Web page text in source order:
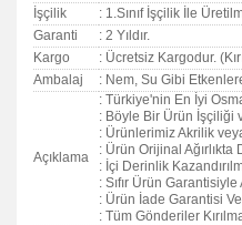
İşçilik
: 1.Sınıf İşçilik İle
Garanti
: 2 Yıldır.
Kargo
: Ücretsiz Kargodur.
Ambalaj
: Nem, Su Gibi
Açıklama
: Türkiye'nin En İyi
: Böyle Bir Ürün İşçiliği
: Ürünlerimiz Akrilik
: Ürün Orijinal
: İçi Derinlik
: Sıfır Ürün
: Ürün İade Garantisi
: Tüm Gönderiler